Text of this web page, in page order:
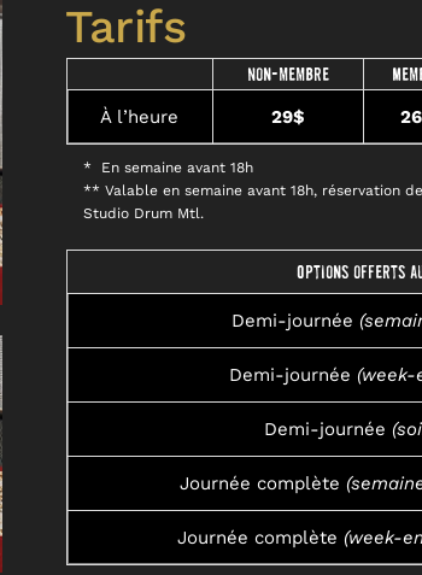
Tarifs
Non-membre
À l’heure
29$
* En semaine avant 18h
**Valable en semaine avant 18h, réservation
Studio Drum Mtl.
Options offerts
Demi-journée
Demi-journée (week-
Demi-journée
Journée complète
Journée complète (week-